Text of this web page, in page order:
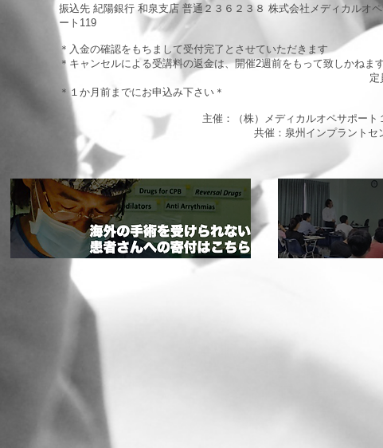
振込先 紀陽銀行 和泉支店 普通２３６２３８ 株式会社メディカルオ
ート119
＊入金の確認をもちまして受付完了とさせていただきます
＊キャンセルによる受講料の返金は、開催2週前をもって致しかねま
定
＊１か月前までにお申込み下さい＊
主催：（株）メディカルオペサポート
共催：泉州インプラントセ